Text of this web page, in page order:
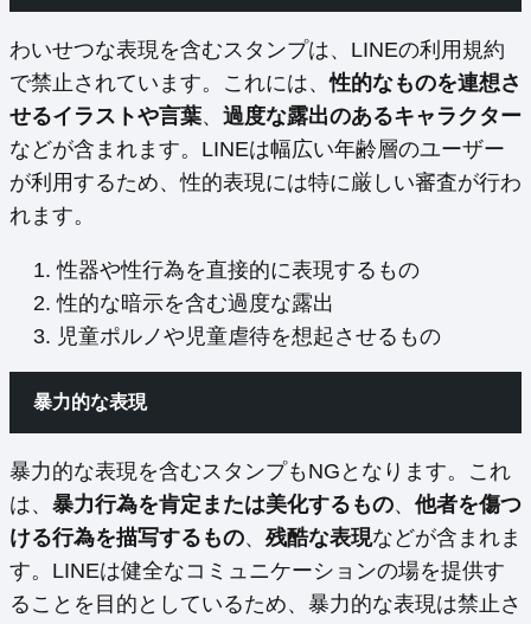
わいせつな表現を含むスタンプは、LINEの利用規約
で禁止されています。これには、性的なものを連想さ
せるイラストや言葉、 過度な露出のあるキャラクター
などが含まれます。LINEは幅広い年齢層のユーザー
が利用するため、性的表現には特に厳しい審査が行わ
れます。
性器や性行為を直接的に表現するもの
性的な暗示を含む過度な露出
児童ポルノや児童虐待を想起させるもの
暴力的な表現
暴力的な表現を含むスタンプもNGとなります。これ
は、 暴力行為を肯定または美化するもの、 他者を傷つ
ける行為を描写するもの、 残酷な表現などが含まれま
す。LINEは健全なコミュニケーションの場を提供す
ることを目的としているため、暴力的な表現は禁止さ